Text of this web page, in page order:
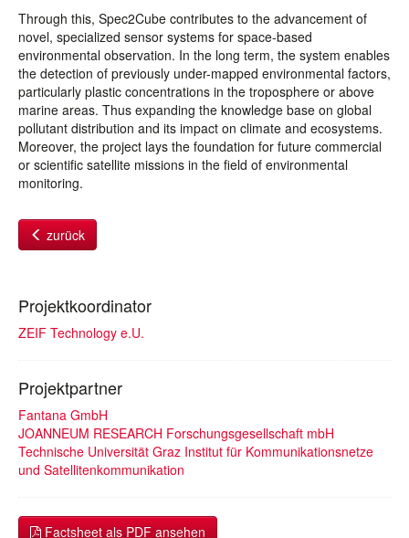
Through this, Spec2Cube contributes to the advancement of
novel, specialized sensor systems for space-based
environmental observation. In the long term, the system enables
the detection of previously under-mapped environmental factors,
particularly plastic concentrations in the troposphere or above
marine areas. Thus expanding the knowledge base on global
pollutant distribution and its impact on climate and ecosystems.
Moreover, the project lays the foundation for future commercial
or scientific satellite missions in the field of environmental
monitoring.
zurück
Projektkoordinator
ZEIF Technology e.U.
Projektpartner
Fantana GmbH
JOANNEUM RESEARCH Forschungsgesellschaft mbH
Technische Universität Graz Institut für Kommunikationsnetze
und Satellitenkommunikation
Factsheet als PDF ansehen